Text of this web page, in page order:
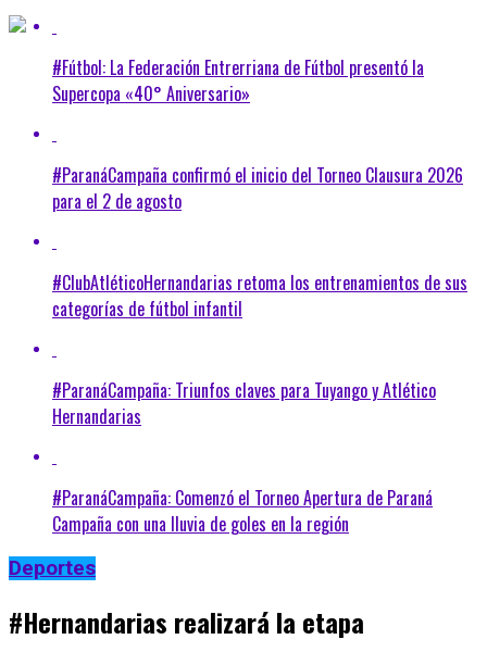
#Fútbol: La Federación Entrerriana de Fútbol presentó la
Supercopa «40° Aniversario»
#ParanáCampaña confirmó el inicio del Torneo Clausura 2026
para el 2 de agosto
#ClubAtléticoHernandarias retoma los entrenamientos de sus
categorías de fútbol infantil
#ParanáCampaña: Triunfos claves para Tuyango y Atlético
Hernandarias
#ParanáCampaña: Comenzó el Torneo Apertura de Paraná
Campaña con una lluvia de goles en la región
Deportes
#Hernandarias realizará la etapa